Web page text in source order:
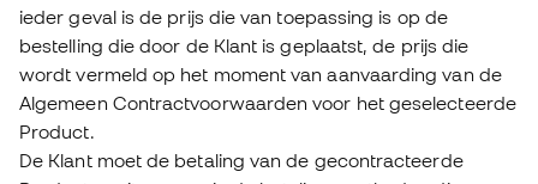
ieder geval is de prijs die van toepassing is op de
bestelling die door de Klant is geplaatst, de prijs die
wordt vermeld op het moment van aanvaarding van de
Algemeen Contractvoorwaarden voor het geselecteerde
Product.
De Klant moet de betaling van de gecontracteerde